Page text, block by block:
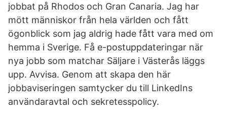
jobbat på Rhodos och Gran Canaria. Jag har
mött människor från hela världen och fått
ögonblick som jag aldrig hade fått vara med om
hemma i Sverige. Få e-postuppdateringar när
nya jobb som matchar Säljare i Västerås läggs
upp. Avvisa. Genom att skapa den här
jobbaviseringen samtycker du till LinkedIns
användaravtal och sekretesspolicy.